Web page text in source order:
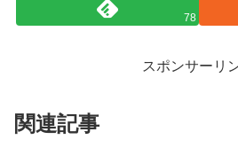
78
スポンサーリ
関連記事